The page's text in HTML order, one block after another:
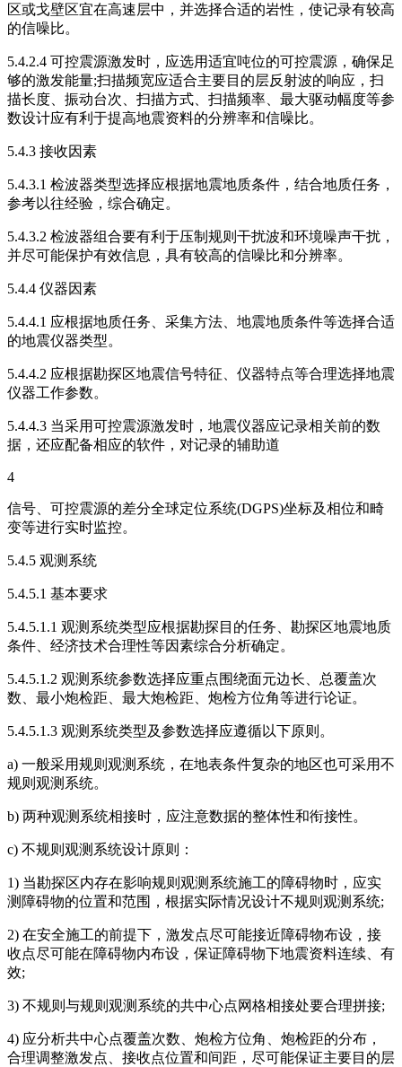
区或戈壁区宜在高速层中，并选择合适的岩性，使记录有较高
的信噪比。
5.4.2.4 可控震源激发时，应选用适宜吨位的可控震源，确保足
够的激发能量;扫描频宽应适合主要目的层反射波的响应，扫
描长度、振动台次、扫描方式、扫描频率、最大驱动幅度等参
数设计应有利于提高地震资料的分辨率和信噪比。
5.4.3 接收因素
5.4.3.1 检波器类型选择应根据地震地质条件，结合地质任务，
参考以往经验，综合确定。
5.4.3.2 检波器组合要有利于压制规则干扰波和环境噪声干扰，
并尽可能保护有效信息，具有较高的信噪比和分辨率。
5.4.4 仪器因素
5.4.4.1 应根据地质任务、采集方法、地震地质条件等选择合适
的地震仪器类型。
5.4.4.2 应根据勘探区地震信号特征、仪器特点等合理选择地震
仪器工作参数。
5.4.4.3 当采用可控震源激发时，地震仪器应记录相关前的数
据，还应配备相应的软件，对记录的辅助道
4
信号、可控震源的差分全球定位系统(DGPS)坐标及相位和畸
变等进行实时监控。
5.4.5 观测系统
5.4.5.1 基本要求
5.4.5.1.1 观测系统类型应根据勘探目的任务、勘探区地震地质
条件、经济技术合理性等因素综合分析确定。
5.4.5.1.2 观测系统参数选择应重点围绕面元边长、总覆盖次
数、最小炮检距、最大炮检距、炮检方位角等进行论证。
5.4.5.1.3 观测系统类型及参数选择应遵循以下原则。
a) 一般采用规则观测系统，在地表条件复杂的地区也可采用不
规则观测系统。
b) 两种观测系统相接时，应注意数据的整体性和衔接性。
c) 不规则观测系统设计原则：
1) 当勘探区内存在影响规则观测系统施工的障碍物时，应实
测障碍物的位置和范围，根据实际情况设计不规则观测系统;
2) 在安全施工的前提下，激发点尽可能接近障碍物布设，接
收点尽可能在障碍物内布设，保证障碍物下地震资料连续、有
效;
3) 不规则与规则观测系统的共中心点网格相接处要合理拼接;
4) 应分析共中心点覆盖次数、炮检方位角、炮检距的分布，
合理调整激发点、接收点位置和间距，尽可能保证主要目的层